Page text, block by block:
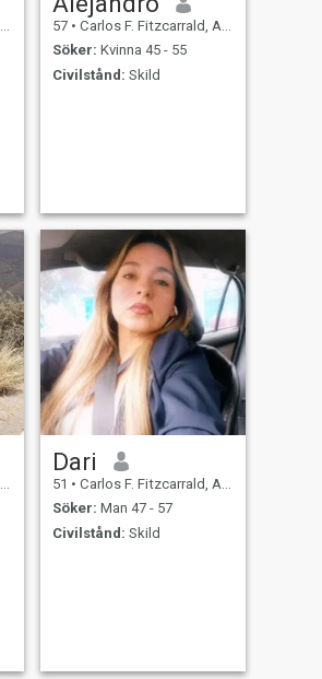
57 • Carlos F. Fitzcarrald, Ancash, Peru
Söker: Kvinna 45 - 55
Civilstånd: Skild
Dari
51 • Carlos F. Fitzcarrald, Ancash, Peru
Söker: Man 47 - 57
Civilstånd: Skild